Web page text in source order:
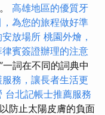
高雄地區的優質牙
為您的旅程做好準
放場所 桃園外燴，
律賓簽證辦理的注意
一詞在不同的詞典中
務，讓長者生活更
台北記帳士推薦服務
防止太陽皮膚的負面